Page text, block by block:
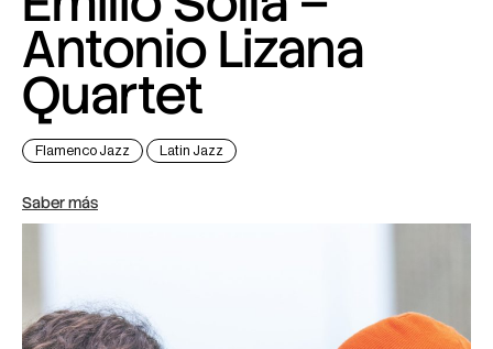
Antonio Lizana
Quartet
Flamenco Jazz Latin Jazz
Saber más